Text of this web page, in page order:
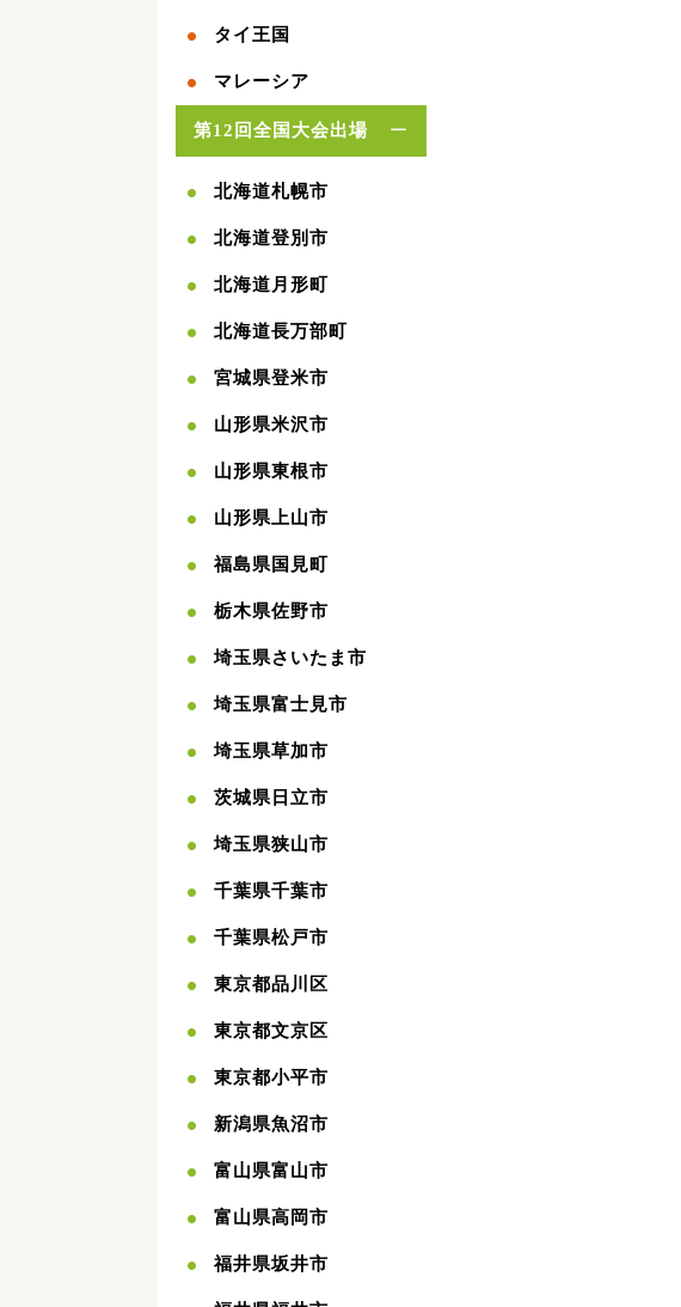
タイ王国
マレーシア
第12回全国大会出場
北海道札幌市
北海道登別市
北海道月形町
北海道長万部町
宮城県登米市
山形県米沢市
山形県東根市
山形県上山市
福島県国見町
栃木県佐野市
埼玉県さいたま市
埼玉県富士見市
埼玉県草加市
茨城県日立市
埼玉県狭山市
千葉県千葉市
千葉県松戸市
東京都品川区
東京都文京区
東京都小平市
新潟県魚沼市
富山県富山市
富山県高岡市
福井県坂井市